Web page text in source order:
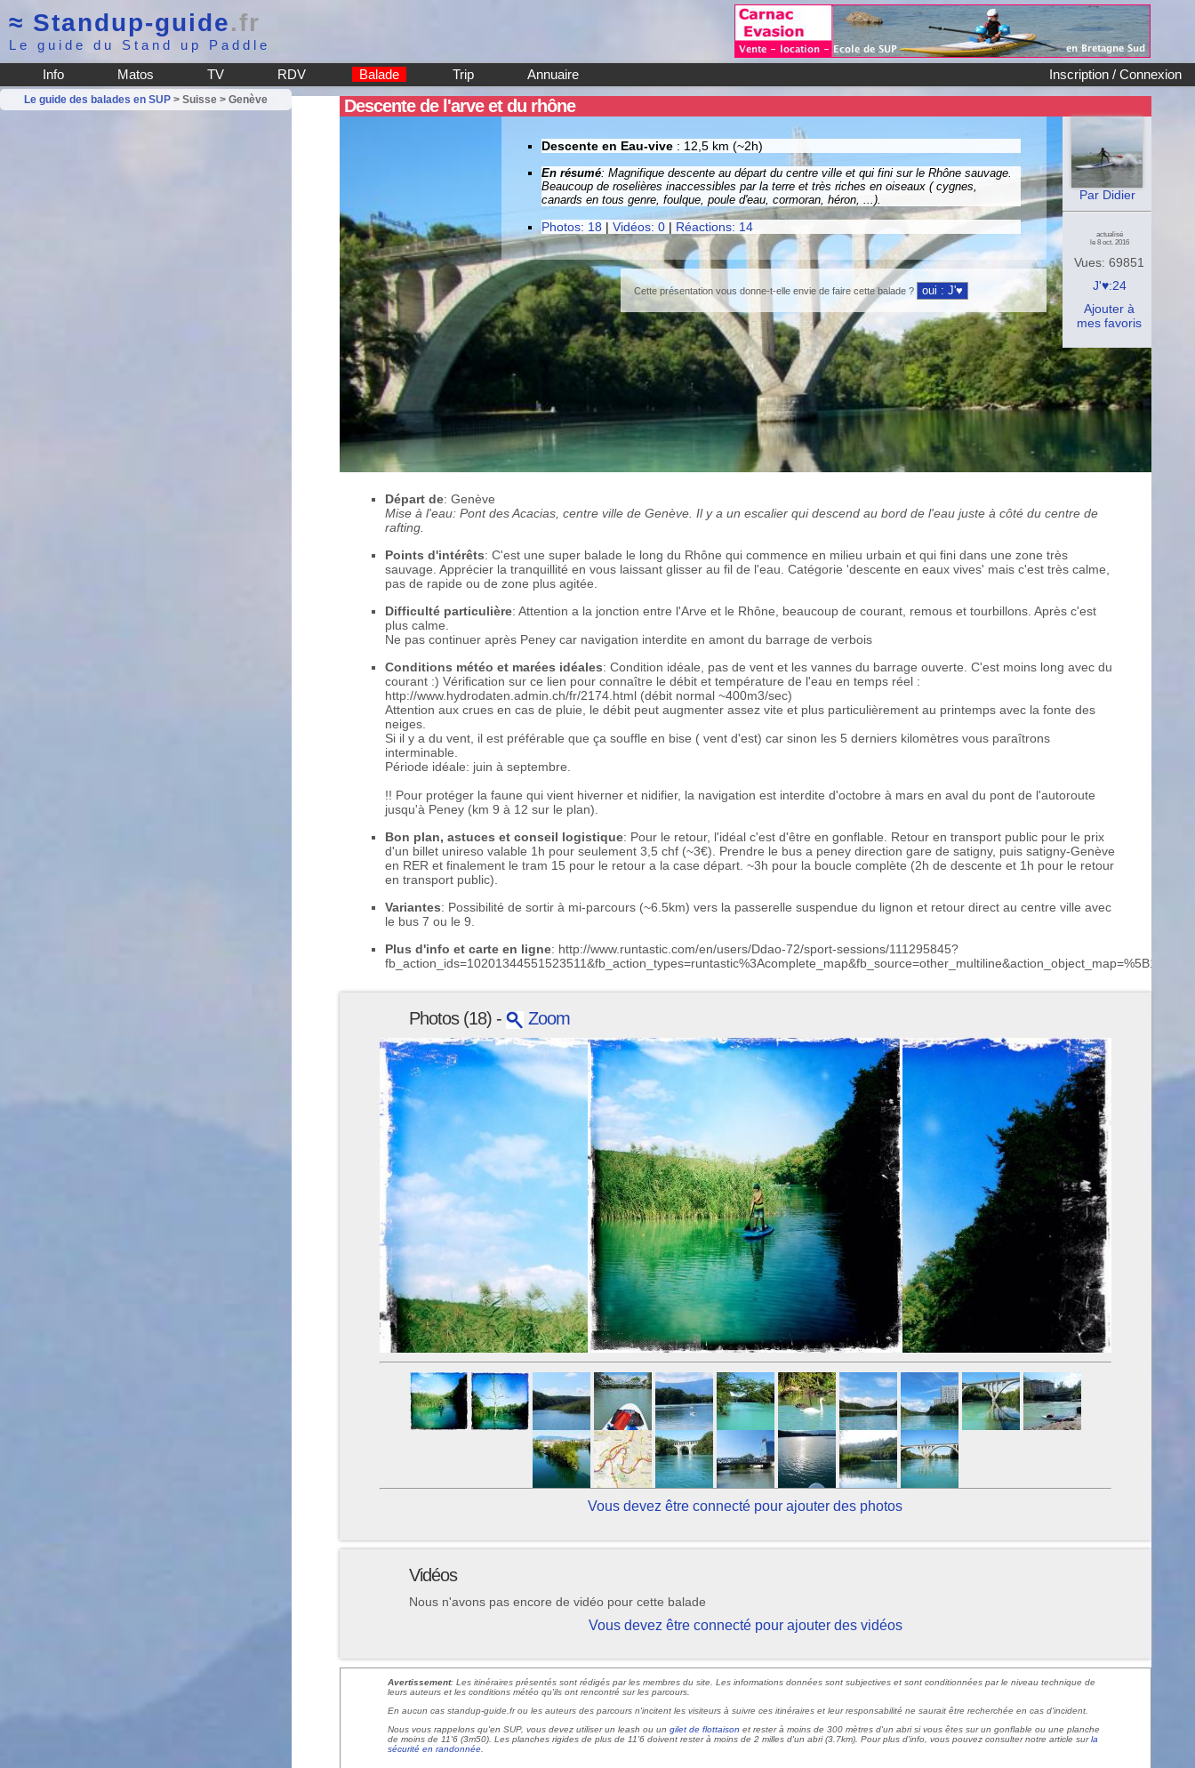
≈ Standup-guide.fr
Le guide du Stand up Paddle
Inscription / Connexion
Info Matos TV RDV Balade Trip Annuaire
Le guide des balades en SUP> Suisse > Genève Descente de l'arve et du rhône
Par Didier
actualisé
le 8 oct. 2016
Vues: 69851
J'♥:24
Ajouter à
mes favoris
Descente en Eau-vive: 12,5 km (~2h)
En résumé: Magnifique descente au départ du centre ville et qui fini sur le Rhône sauvage.
Beaucoup de roselières inaccessibles par la terre et très riches en oiseaux ( cygnes,
canards en tous genre, foulque, poule d'eau, cormoran, héron, ...).
Photos: 18 | Vidéos: 0| Réactions: 14
Cette présentation vous donne-t-elle envie de faire cette balade ?
Départ de: Genève
Mise à l'eau: Pont des Acacias, centre ville de Genève. Il y a un escalier qui descend au bord de l'eau juste à côté du centre de
rafting.
Points d'intérêts: C'est une super balade le long du Rhône qui commence en milieu urbain et qui fini dans une zone très
sauvage. Apprécier la tranquillité en vous laissant glisser au fil de l'eau. Catégorie 'descente en eaux vives' mais c'est très calme,
pas de rapide ou de zone plus agitée.
Difficulté particulière: Attention a la jonction entre l'Arve et le Rhône, beaucoup de courant, remous et tourbillons. Après c'est
plus calme.
Ne pas continuer après Peney car navigation interdite en amont du barrage de verbois
Conditions météo et marées idéales: Condition idéale, pas de vent et les vannes du barrage ouverte. C'est moins long avec du
courant :) Vérification sur ce lien pour connaître le débit et température de l'eau en temps réel :
http://www.hydrodaten.admin.ch/fr/2174.html (débit normal ~400m3/sec)
Attention aux crues en cas de pluie, le débit peut augmenter assez vite et plus particulièrement au printemps avec la fonte des
neiges.
Si il y a du vent, il est préférable que ça souffle en bise ( vent d'est) car sinon les 5 derniers kilomètres vous paraîtrons
interminable.
Période idéale: juin à septembre.
!! Pour protéger la faune qui vient hiverner et nidifier, la navigation est interdite d'octobre à mars en aval du pont de l'autoroute
jusqu'à Peney (km 9 à 12 sur le plan).
Bon plan, astuces et conseil logistique: Pour le retour, l'idéal c'est d'être en gonflable. Retour en transport public pour le prix
d'un billet unireso valable 1h pour seulement 3,5 chf (~3€). Prendre le bus a peney direction gare de satigny, puis satigny-Genève
en RER et finalement le tram 15 pour le retour a la case départ. ~3h pour la boucle complète (2h de descente et 1h pour le retour
en transport public).
Variantes: Possibilité de sortir à mi-parcours (~6.5km) vers la passerelle suspendue du lignon et retour direct au centre ville avec
le bus 7 ou le 9.
Plus d'info et carte en ligne: http://www.runtastic.com/en/users/Ddao-72/sport-sessions/111295845?
Photos (18) - Zoom
Vous devez être connecté pour ajouter des photos
Vidéos
Nous n'avons pas encore de vidéo pour cette balade
Vous devez être connecté pour ajouter des vidéos
Avertissement: Les itinéraires présentés sont rédigés par les membres du site. Les informations données sont subjectives et sont conditionnées par le niveau technique de
leurs auteurs et les conditions météo qu'ils ont rencontré sur les parcours.
En aucun cas standup-guide.fr ou les auteurs des parcours n'incitent les visiteurs à suivre ces itinéraires et leur responsabilité ne saurait être recherchée en cas d'incident.
Nous vous rappelons qu'en SUP, vous devez utiliser un leash ou un gilet de flottaison et rester à moins de 300 mètres d'un abri si vous êtes sur un gonflable ou une planche
de moins de 11'6 (3m50). Les planches rigides de plus de 11'6 doivent rester à moins de 2 milles d'un abri (3.7km). Pour plus d'info, vous pouvez consulter notre article surla
sécurité en randonnée.